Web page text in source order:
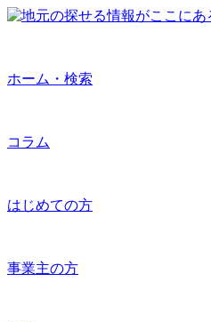
ホーム・検索
コラム
はじめての方
事業主の方